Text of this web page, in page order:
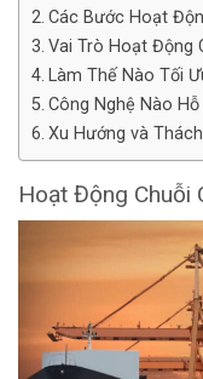
Các Bước Hoạt
Vai Trò Hoạt Động
Làm Thế Nào Tối
Công Nghệ Nào Hỗ
Xu Hướng và
Hoạt Động Chuỗi